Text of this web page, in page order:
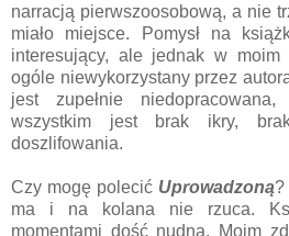
narracją pierwszoosobową, a nie
miało miejsce. Pomysł na
interesujący, ale jednak w moim
ogóle niewykorzystany przez
jest zupełnie
wszystkim jest brak ikry,
doszlifowania.
Czy mogę polecić Uprowadzoną?
ma i na kolana nie rzuca.
momentami dość nudna. Moim